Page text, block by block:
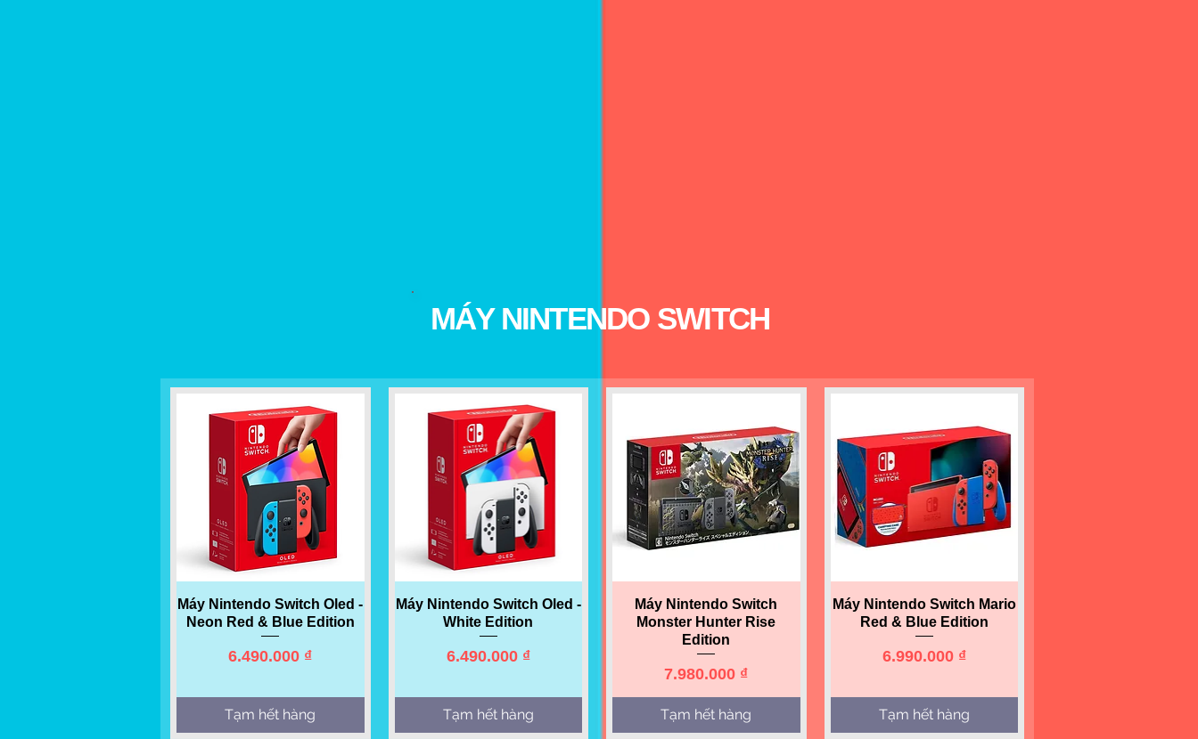
MÁY NINTENDO SWITCH
Quick View
Máy Nintendo Switch Oled -
Neon Red & Blue Edition
Price
6.490.000 ₫
Tạm hết hàng
Quick View
Máy Nintendo Switch Oled -
White Edition
Price
6.490.000 ₫
Tạm hết hàng
Quick View
Máy Nintendo Switch
Monster Hunter Rise
Edition
Price
7.980.000 ₫
Tạm hết hàng
Quick View
Máy Nintendo Switch Mario
Red & Blue Edition
Price
6.990.000 ₫
Tạm hết hàng